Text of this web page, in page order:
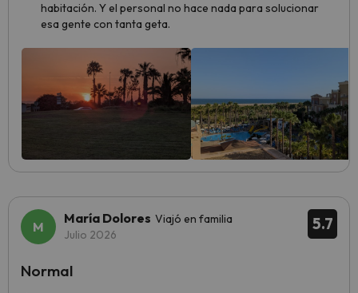
habitación. Y el personal no hace nada para solucionar
esa gente con tanta geta.
5.7
María Dolores Viajó en familia
Julio 2026
Normal